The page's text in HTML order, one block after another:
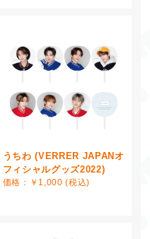
うちわ (VERRER JAPANオ
フィシャルグッズ2022)
価格：￥1,000 (税込)